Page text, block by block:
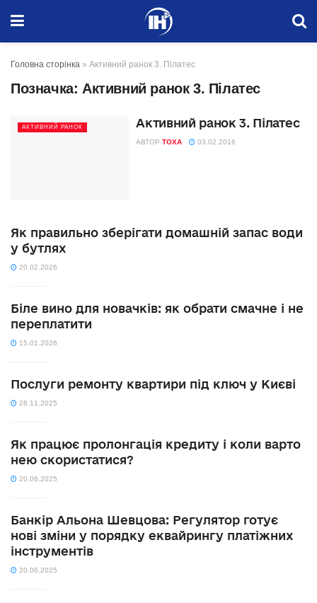
Головна сторінка » Активний ранок 3. Пілатес
Позначка: Активний ранок 3. Пілатес
АКТИВНИЙ РАНОК Активний ранок 3. Пілатес
АВТОР TOXA 03.02.2016
Як правильно зберігати домашній запас води
у бутлях
20.02.2026
Біле вино для новачків: як обрати смачне і не
переплатити
15.01.2026
Послуги ремонту квартири під ключ у Києві
26.11.2025
Як працює пролонгація кредиту і коли варто
нею скористатися?
20.06.2025
Банкір Альона Шевцова: Регулятор готує
нові зміни у порядку еквайрингу платіжних
інструментів
20.06.2025